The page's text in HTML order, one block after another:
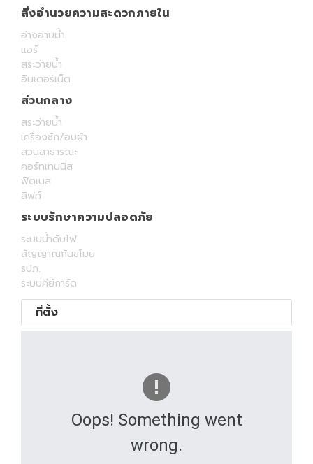
สิ่งอำนวยความสะดวกภายใน
อ่างอาบน้ำ
แอร์
สระว่ายน้ำ
อินเตอร์เน็ต
ส่วนกลาง
สระว่ายน้ำ
เครื่องซัก/อบผ้า
สวนสาธารณะ
คอร์ทเทนนิส
ฟิตเนส
ลิฟท์
ระบบรักษาความปลอดภัย
ระบบน้ำดับไฟ
สัญญาณกันขโมย
รปภ.
ระบบคีย์การ์ด
ที่ตั้ง
Oops! Something went
wrong.